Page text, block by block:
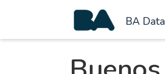
BA Data